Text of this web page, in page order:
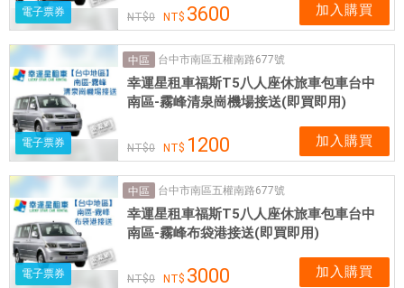
電子票券 0 3600 加入購買
電子票券
中區 台中市南區五權南路677號
幸運星租車福斯T5八人座休旅車包車台中
南區-霧峰清泉崗機場接送(即買即用)
0 1200 加入購買
電子票券
中區 台中市南區五權南路677號
幸運星租車福斯T5八人座休旅車包車台中
南區-霧峰布袋港接送(即買即用)
0 3000 加入購買